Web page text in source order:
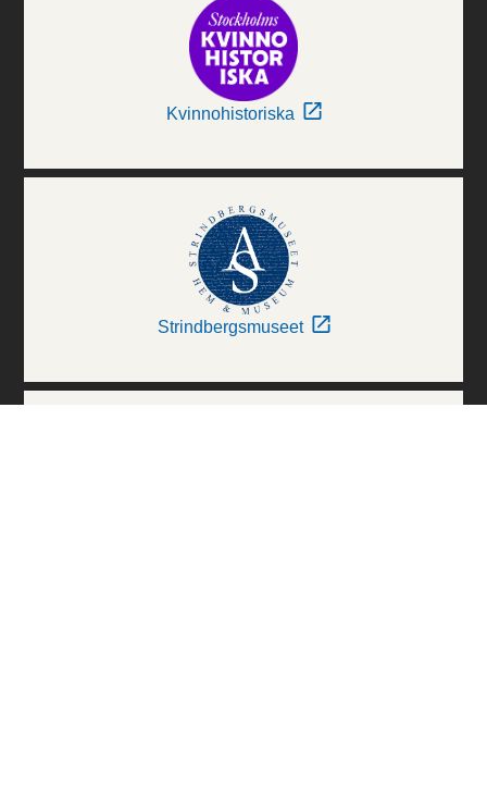
Kvinnohistoriska
Strindbergsmuseet